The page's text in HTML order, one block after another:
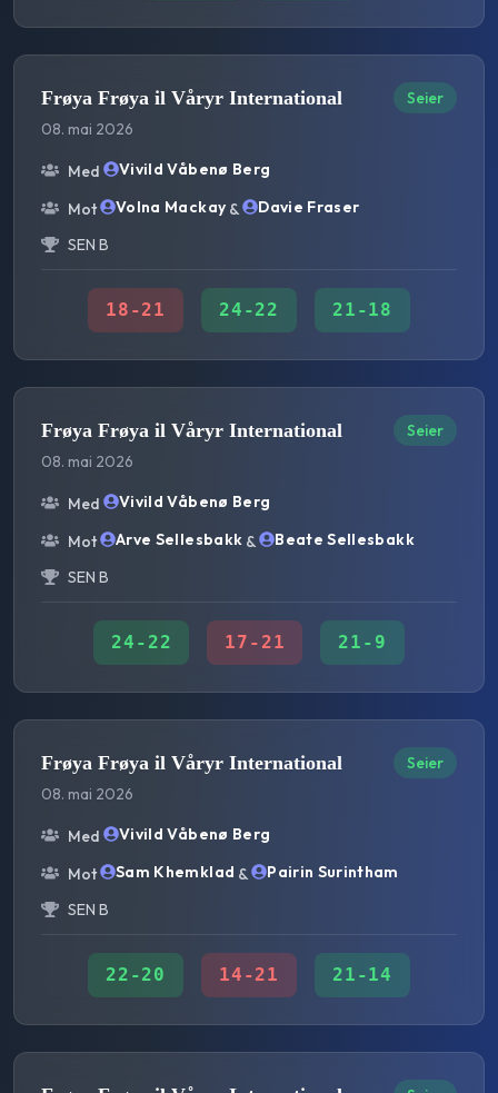
Frøya Frøya il Våryr International
08. mai 2026
Seier
Med
Vivild Våbenø Berg
Mot
Volna Mackay &
Davie Fraser
SEN B
18 -21 24 -22 21 -18
Frøya Frøya il Våryr International
08. mai 2026
Seier
Med
Vivild Våbenø Berg
Mot
Arve Sellesbakk &
Beate Sellesbakk
SEN B
24 - 22 17 - 21 21 - 9
Frøya Frøya il Våryr International
08. mai 2026
Seier
Med
Vivild Våbenø Berg
Mot
Sam Khemklad &
Pairin Surintham
SEN B
22 -20 14 -21 21 -14